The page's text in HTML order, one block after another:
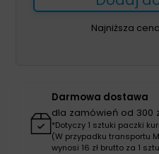
Najniższa
Darmowa dostawa
dla zamówień od 300
*Dotyczy 1 sztuki paczki
(W przypadku transportu
wynosi 16 zł brutto za 1